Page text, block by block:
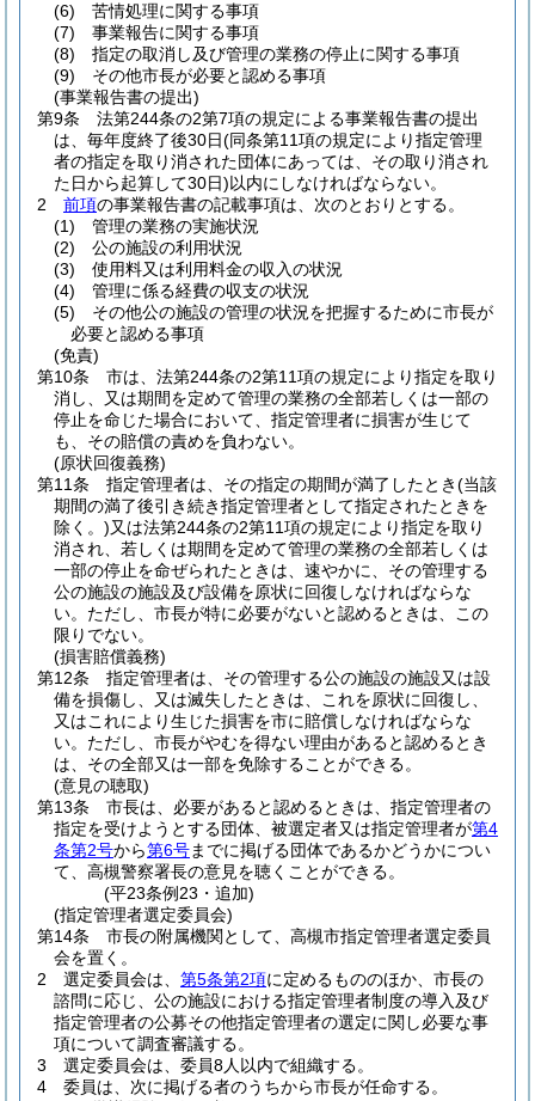
(6)
苦情処理に関する事項
(7)
事業報告に関する事項
(8)
指定の取消し及び管理の業務の停止に関する事項
(9)
その他市長が必要と認める事項
(事業報告書の提出)
第9条
法第244条の2第7項の規定による事業報告書の提出
は、毎年度終了後30日(同条第11項の規定により指定管理
者の指定を取り消された団体にあっては、その取り消され
た日から起算して30日)以内にしなければならない。
2
前項の事業報告書の記載事項は、次のとおりとする。
(1)
管理の業務の実施状況
(2)
公の施設の利用状況
(3)
使用料又は利用料金の収入の状況
(4)
管理に係る経費の収支の状況
(5)
その他公の施設の管理の状況を把握するために市長が
必要と認める事項
(免責)
第10条
市は、法第244条の2第11項の規定により指定を取り
消し、又は期間を定めて管理の業務の全部若しくは一部の
停止を命じた場合において、指定管理者に損害が生じて
も、その賠償の責めを負わない。
(原状回復義務)
第11条
指定管理者は、その指定の期間が満了したとき(当該
期間の満了後引き続き指定管理者として指定されたときを
除く。)又は法第244条の2第11項の規定により指定を取り
消され、若しくは期間を定めて管理の業務の全部若しくは
一部の停止を命ぜられたときは、速やかに、その管理する
公の施設の施設及び設備を原状に回復しなければならな
い。 ただし、市長が特に必要がないと認めるときは、この
限りでない。
(損害賠償義務)
第12条
指定管理者は、その管理する公の施設の施設又は設
備を損傷し、又は滅失したときは、これを原状に回復し、
又はこれにより生じた損害を市に賠償しなければならな
い。 ただし、市長がやむを得ない理由があると認めるとき
は、その全部又は一部を免除することができる。
(意見の聴取)
第13条
市長は、必要があると認めるときは、指定管理者の
指定を受けようとする団体、被選定者又は指定管理者が第4
条第2号から第6号までに掲げる団体であるかどうかについ
て、高槻警察署長の意見を聴くことができる。
(平23条例23・追加)
(指定管理者選定委員会)
第14条
市長の附属機関として、高槻市指定管理者選定委員
会を置く。
2
選定委員会は、 第5条第2項に定めるもののほか、市長の
諮問に応じ、公の施設における指定管理者制度の導入及び
指定管理者の公募その他指定管理者の選定に関し必要な事
項について調査審議する。
3
選定委員会は、委員8人以内で組織する。
4
委員は、次に掲げる者のうちから市長が任命する。